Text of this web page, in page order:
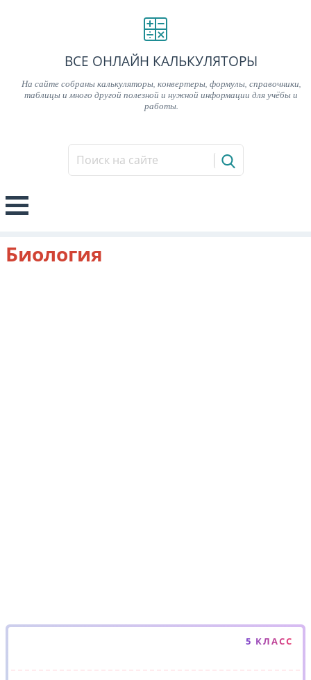
ВСЕ ОНЛАЙН КАЛЬКУЛЯТОРЫ
На сайте собраны калькуляторы, конвертеры, формулы, справочники,
таблицы и много другой полезной и нужной информации для учёбы и
работы.
Биология
5 КЛАСС